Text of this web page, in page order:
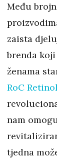
Među
zaista
brenda
ženama
RoC
nam
tjedna